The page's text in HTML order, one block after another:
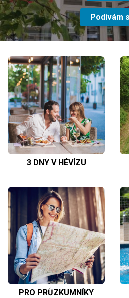
Podivám
3 DNY V HÉVÍZU
PRO PRŮZKUMNÍKY